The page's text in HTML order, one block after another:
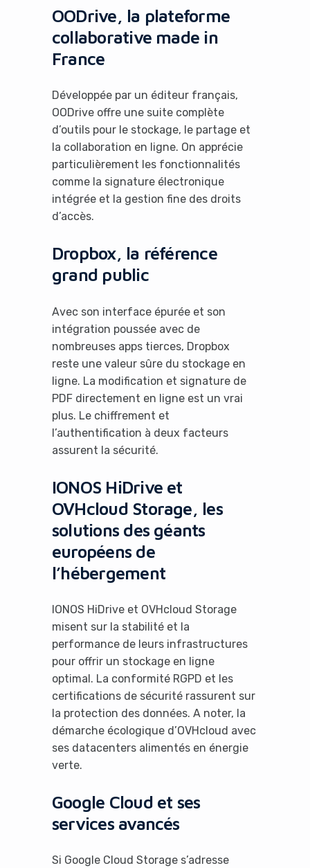
OODrive, la plateforme
collaborative made in
France
Développée par un éditeur français,
OODrive offre une suite complète
d’outils pour le stockage, le partage et
la collaboration en ligne. On apprécie
particulièrement les fonctionnalités
comme la signature électronique
intégrée et la gestion fine des droits
d’accès.
Dropbox, la référence
grand public
Avec son interface épurée et son
intégration poussée avec de
nombreuses apps tierces, Dropbox
reste une valeur sûre du stockage en
ligne. La modification et signature de
PDF directement en ligne est un vrai
plus. Le chiffrement et
l’authentification à deux facteurs
assurent la sécurité.
IONOS HiDrive et
OVHcloud Storage, les
solutions des géants
européens de
l’hébergement
IONOS HiDrive et OVHcloud Storage
misent sur la stabilité et la
performance de leurs infrastructures
pour offrir un stockage en ligne
optimal. La conformité RGPD et les
certifications de sécurité rassurent sur
la protection des données. A noter, la
démarche écologique d’OVHcloud avec
ses datacenters alimentés en énergie
verte.
Google Cloud et ses
services avancés
Si Google Cloud Storage s’adresse